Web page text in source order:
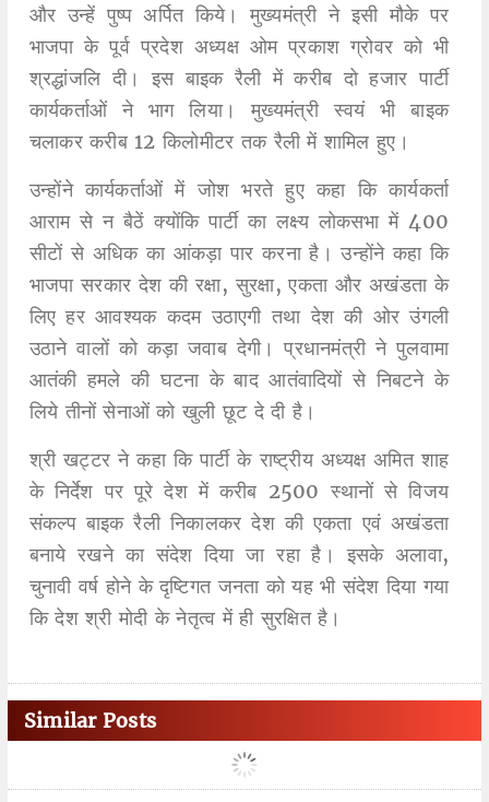
और उन्हें पुष्प अर्पित किये। मुख्यमंत्री ने इसी मौके पर
भाजपा के पूर्व प्रदेश अध्यक्ष ओम प्रकाश ग्रोवर को भी
श्रद्धांजलि दी। इस बाइक रैली में करीब दो हजार पार्टी
कार्यकर्ताओं ने भाग लिया। मुख्यमंत्री स्वयं भी बाइक
चलाकर करीब 12 किलोमीटर तक रैली में शामिल हुए।
उन्होंने कार्यकर्ताओं में जोश भरते हुए कहा कि कार्यकर्ता
आराम से न बैठें क्योंकि पार्टी का लक्ष्य लोकसभा में 400
सीटों से अधिक का आंकड़ा पार करना है। उन्होंने कहा कि
भाजपा सरकार देश की रक्षा, सुरक्षा, एकता और अखंडता के
लिए हर आवश्यक कदम उठाएगी तथा देश की ओर उंगली
उठाने वालों को कड़ा जवाब देगी। प्रधानमंत्री ने पुलवामा
आतंकी हमले की घटना के बाद आतंवादियों से निबटने के
लिये तीनों सेनाओं को खुली छूट दे दी है।
श्री खट्टर ने कहा कि पार्टी के राष्ट्रीय अध्यक्ष अमित शाह
के निर्देश पर पूरे देश में करीब 2500 स्थानों से विजय
संकल्प बाइक रैली निकालकर देश की एकता एवं अखंडता
बनाये रखने का संदेश दिया जा रहा है। इसके अलावा,
चुनावी वर्ष होने के दृष्टिगत जनता को यह भी संदेश दिया गया
कि देश श्री मोदी के नेतृत्व में ही सुरक्षित है।
Similar Posts